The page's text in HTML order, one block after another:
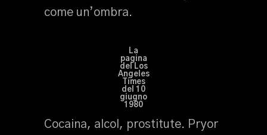
come un’ombra.
La
pagina
del Los
Angeles
Times
del 10
giugno
1980
Cocaina, alcol, prostitute. Pryor